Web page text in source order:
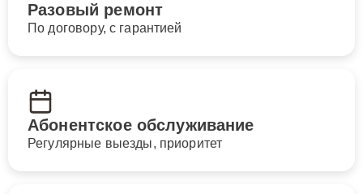
Разовый ремонт
По договору, с гарантией
Абонентское обслуживание
Регулярные выезды, приоритет